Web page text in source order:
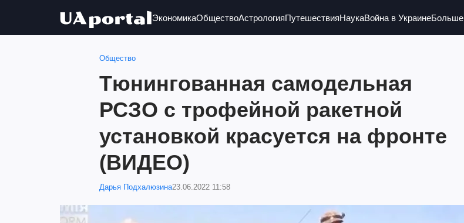
ЭкономикаОбществоАстрологияПутешествияНаукаВойна в УкраинеБольше
Общество
Тюнингованная самодельная
РСЗО с трофейной ракетной
установкой красуется на фронте
(ВИДЕО)
Дарья Подхалюзина23.06.2022 11:58